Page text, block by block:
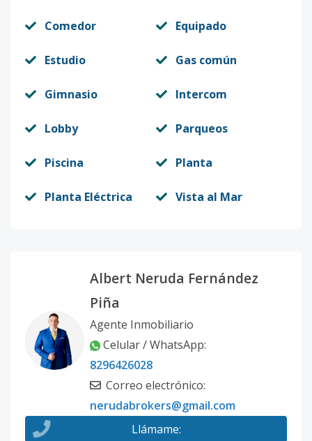
Comedor Equipado
Estudio Gas común
Gimnasio Intercom
Lobby Parqueos
Piscina Planta
Planta Eléctrica Vista al Mar
Albert Neruda Fernández
Piña
Agente Inmobiliario
Celular / WhatsApp:
8296426028
Correo electrónico:
nerudabrokers@gmail.com
Llámame: